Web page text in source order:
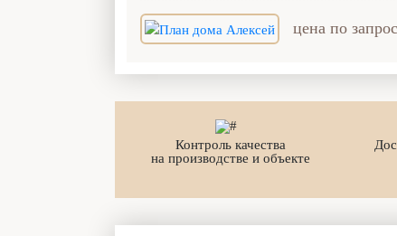
цена по
Контроль качества
на производстве и объекте